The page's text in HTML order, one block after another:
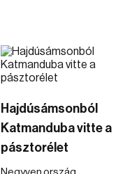
Hajdúsámsonból
Katmanduba vitte a
pásztorélet